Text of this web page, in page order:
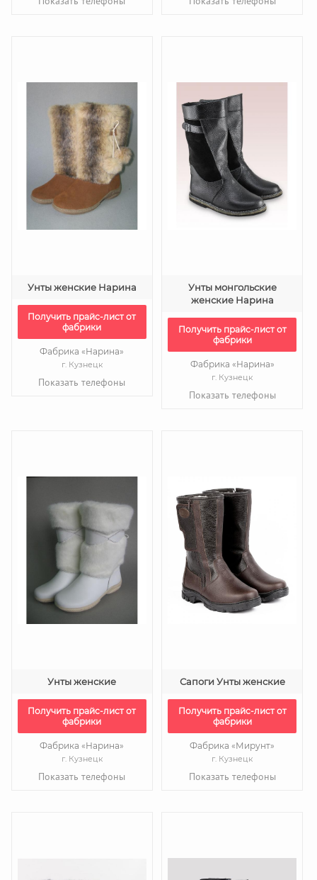
Унты женские Нарина
Получить прайс-лист от
фабрики
Фабрика «Нарина»
г. Кузнецк
Показать телефоны
Унты монгольские
женские Нарина
Получить прайс-лист от
фабрики
Фабрика «Нарина»
г. Кузнецк
Показать телефоны
Унты женские
Получить прайс-лист от
фабрики
Фабрика «Нарина»
г. Кузнецк
Показать телефоны
Сапоги Унты женские
Получить прайс-лист от
фабрики
Фабрика «Мирунт»
г. Кузнецк
Показать телефоны